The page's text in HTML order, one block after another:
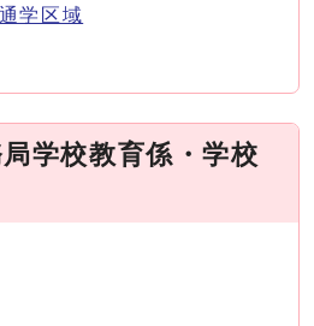
学区域
学校教育係・学校